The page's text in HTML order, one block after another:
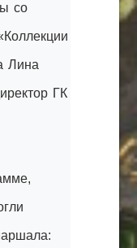
со
Лина
ГК